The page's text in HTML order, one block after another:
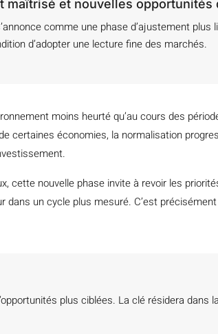
et nouvelles opportunités
comme une phase d’ajustement plus
d’adopter une lecture fine des marchés.
moins heurté qu’au cours des
certaines économies, la normalisation
cette nouvelle phase invite à revoir les
un cycle plus mesuré. C’est
plus ciblées. La clé résidera dans